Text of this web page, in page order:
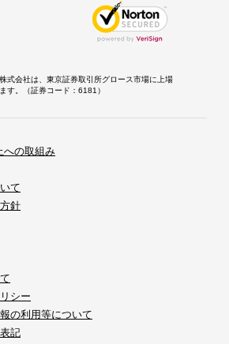
式会社は、東京証券取引所グロース市場に上場
す。（証券コード：6181）
への取組み
て
針
シー
の利用等について
記